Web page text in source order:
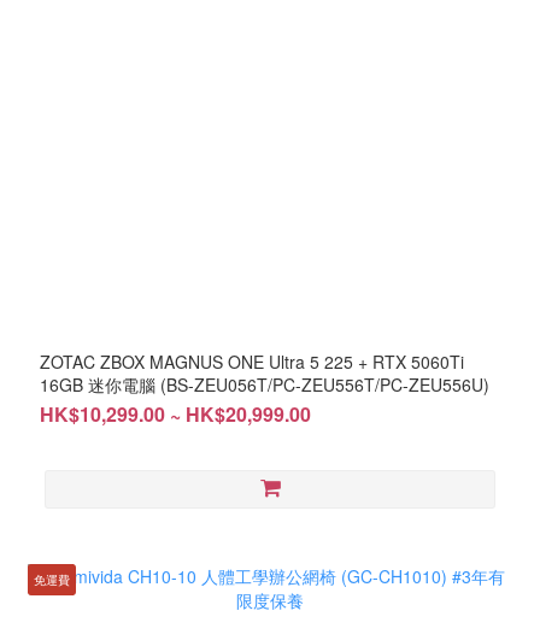
ZOTAC ZBOX MAGNUS ONE Ultra 5 225 + RTX 5060Ti
16GB 迷你電腦 (BS-ZEU056T/PC-ZEU556T/PC-ZEU556U)
HK$10,299.00 ~ HK$20,999.00
免運費